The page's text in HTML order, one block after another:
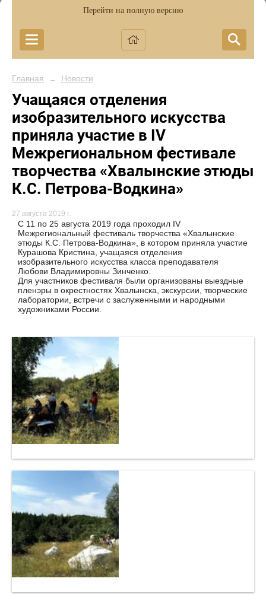
Перейти на полную версию
Главная → Новости
Учащаяся отделения
изобразительного искусства
приняла участие в IV
Межрегиональном фестивале
творчества «Хвалынские этюды
К.С. Петрова-Водкина»
27 августа 2019 г.
С 11 по 25 августа 2019 года проходил IV
Межрегиональный фестиваль творчества «Хвалынские
этюды К.С. Петрова-Водкина», в котором приняла участие
Курашова Кристина, учащаяся отделения
изобразительного искусства класса преподавателя
Любови Владимировны Зинченко.
Для участников фестиваля были организованы выездные
пленэры в окрестностях Хвалынска, экскурсии, творческие
лаборатории, встречи с заслуженными и народными
художниками России.